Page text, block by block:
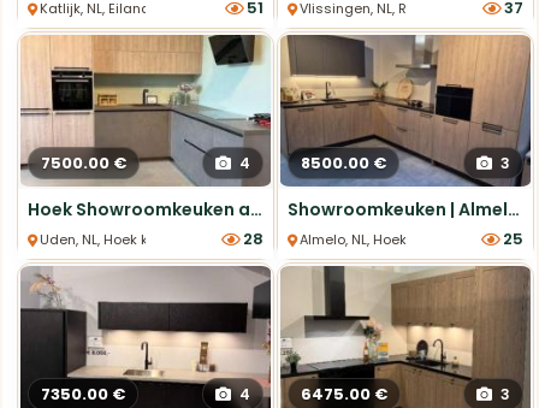
Katlijk, NL, Eiland Keukens 51 Vlissingen, NL, Rechte Keukens37
7500.00 € 4
Hoek Showroomkeuken actie!
Uden, NL, Hoek keukens 28
8500.00 € 3
Showroomkeuken | Almelo | Hoekkeuken houtlook
Almelo, NL, Hoek keukens 25
7350.00 € 4 6475.00 € 3